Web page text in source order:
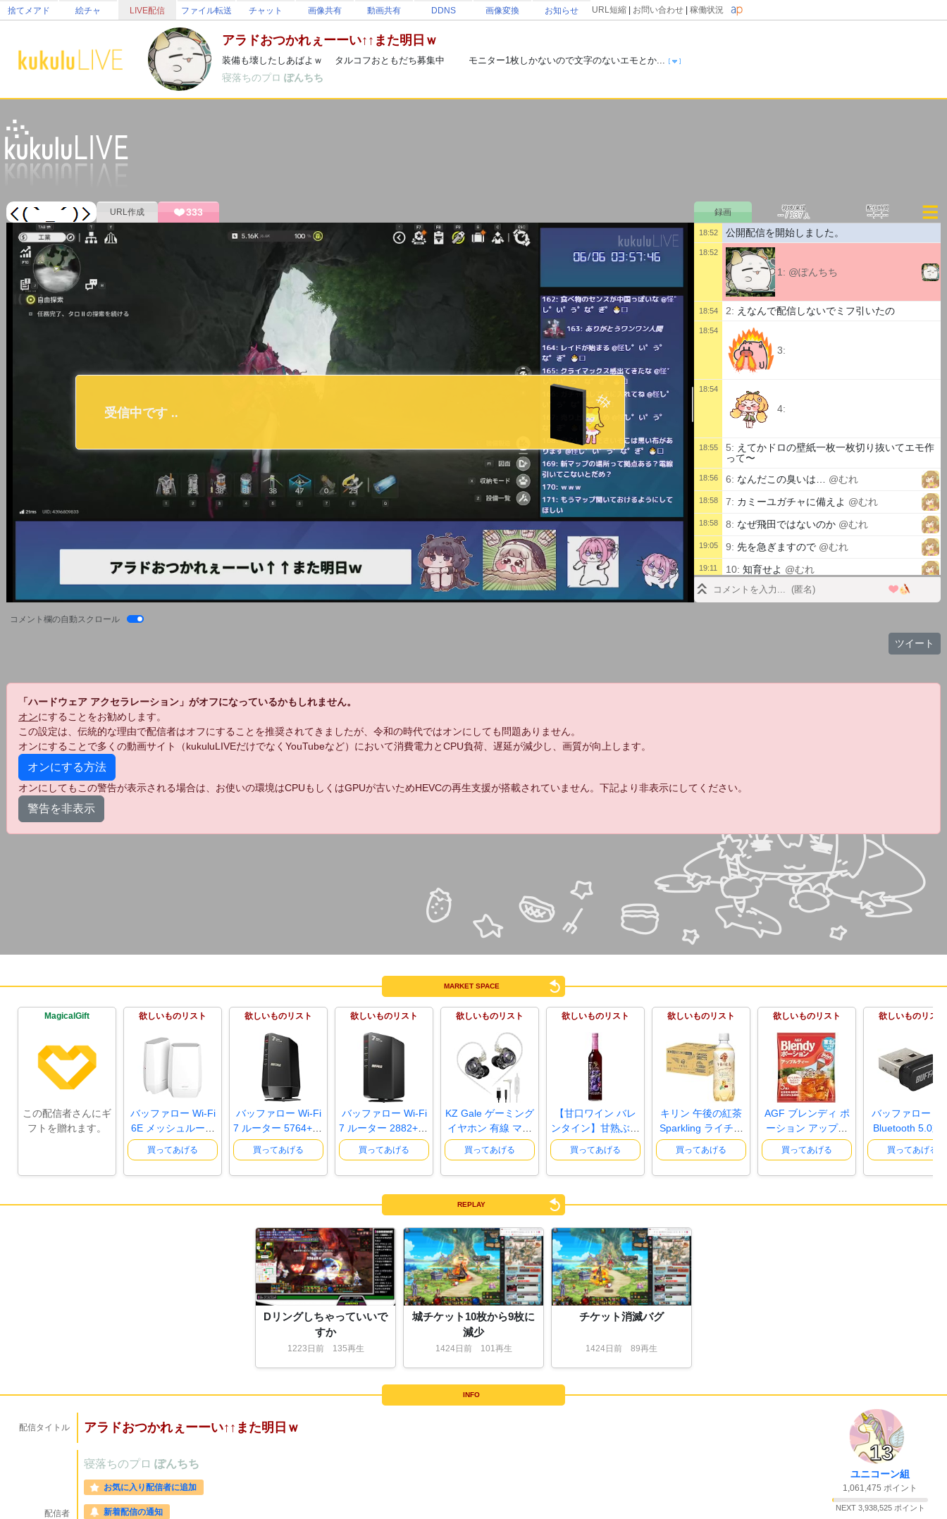
捨てメアド 絵チャ LIVE配信 ファイル転送 チャット 画像共有 動画共有 DDNS 画像変換 お知らせ URL短縮 お問い合わせ 稼働状況
アラドおつかれぇーーい↑↑また明日ｗ
装備も壊したしあばよｗ タルコフおともだち募集中 モニター1枚しかないので文字のないエモとか...
寝落ちのプロ ぽんちち
URL作成 333 視聴/来場
--/137人
配信時間
--:--:--
18:52 公開配信を開始しました。
18:52
1: @ぽんちち
18:54 2: えなんで配信しないでミフ引いたの
18:54
3:
18:54
4:
18:55 5: えてかドロの壁紙一枚一枚切り抜いてエモ作
って〜
18:56 6: なんだこの臭いは… @むれ
18:58 7: カミーユガチャに備えよ @むれ
18:58 8: なぜ飛田ではないのか @むれ
19:05 9: 先を急ぎますので @むれ
19:11 10: 知育せよ @むれ
19:12 11: ミフ引いてしまったのか 誰なのか知らぬ
が
何やってんだお前ェっ!!!
あぎん
18:チェンかわいい @あぎん
19: @ぽんちち
21:ヨシ！ @あぎん
19:51 22:
深夜はもうついていけないレベルにな
っちまったっす@あぎん
19:52 23:
深夜やるようなテニス中毒者のおろか
ものが集まってレベルがあがりすぎた
ぎん
げーむをやめろっての！
お別れまであと二日ですか
明日のレイドもやらずに終わりかｗ
俺もこのゲーム見切りつけていいか？
コメント欄の自動スクロール
ツイート
「ハードウェア アクセラレーション」がオフになっているかもしれません。
オンにすることをお勧めします。
この設定は、伝統的な理由で配信者はオフにすることを推奨されてきましたが、令和の時代ではオンにしても問題ありません。
オンにすることで多くの動画サイト（kukuluLIVEだけでなくYouTubeなど）において消費電力とCPU負荷、遅延が減少し、画質が向上します。
オンにする方法
オンにしてもこの警告が表示される場合は、お使いの環境はCPUもしくはGPUが古いためHEVCの再生支援が搭載されていません。下記より非表示にしてください。
警告を非表示
MARKET SPACE
MagicalGift
この配信者さんにギ
フトを贈れます。
欲しいものリスト
バッファロー Wi-Fi
6E メッシュルータ
ー 2個..
買ってあげる
欲しいものリスト
バッファロー Wi-Fi
7 ルーター 5764+68
8Mbps ..
買ってあげる
欲しいものリスト
バッファロー Wi-Fi
7 ルーター 2882+68
8Mbps ..
買ってあげる
欲しいものリスト
KZ Gale ゲーミング
イヤホン 有線 マイ
ク付き ..
買ってあげる
欲しいものリスト
【甘口ワイン バレ
ンタイン】甘熟ぶど
うのおい..
買ってあげる
欲しいものリスト
キリン 午後の紅茶
Sparkling ライチス
カッシ..
買ってあげる
欲しいものリスト
AGF ブレンディ ポ
ーション アップル
ティー 5..
買ってあげる
欲しいものリスト
バッファロー
Bluetooth 5.0対
アダプタ..
買ってあげる
REPLAY
Dリングしちゃっていいで
すか
1223 日 前135再生
城チケット10枚から9枚に
減少
1424日 前101再生
チケット消滅バグ
1424 日 前 89再生
INFO
配信タイトル アラドおつかれぇーーい↑↑また明日ｗ
配信者
寝落ちのプロ ぽんちち
お気に入り配信者に追加
新着配信の通知
13
ユニコーン組
1,061,475 ポイント
NEXT 3,938,525 ポイント